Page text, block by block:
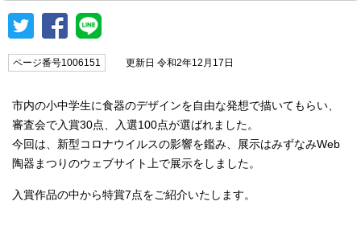
ページ番号1006151 更新日 令和2年12月17日
市内の小中学生に食器のデザインを自由な発想で描いてもらい、
審査会で入賞30点、入選100点が選ばれました。
今回は、新型コロナウイルスの影響を鑑み、展示はみずなみWeb
陶器まつりのウェブサイト上で展示をしました。
入賞作品の中から特賞7点をご紹介いたします。